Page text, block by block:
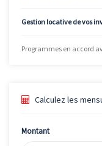
Gestion locative de vos
Programmes en accord
Calculez les
Montant